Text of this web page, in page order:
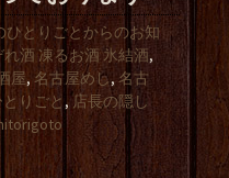
ひとりごとからのお知
れ酒 凍るお酒 氷結酒,
屋, 名古屋めし, 名古
りごと ,店長の隠し